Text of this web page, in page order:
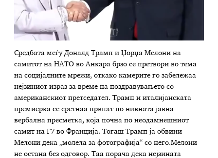
Средбата меѓу Доналд Трамп и Џорџа Мелони на
самитот на НАТО во Анкара брзо се претвори во тема
на социјалните мрежи, откако камерите го забележаа
нејзиниот израз за време на поздравувањето со
американскиот претседател. Трамп и италијанската
премиерка се сретнаа првпат по нивната јавна
вербална пресметка, која почна по неодамнешниот
самит на Г7 во Франција. Тогаш Трамп ја обвини
Мелони дека „молела за фотографија“ со него.Мелони
не остана без одговор. Таа порача дека нејзината